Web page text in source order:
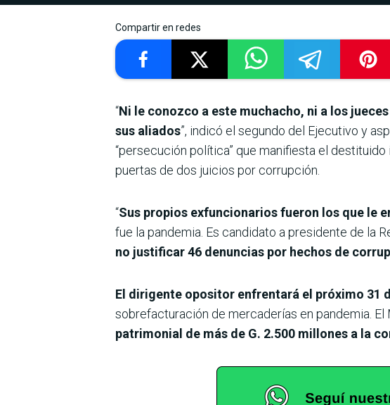
Compartir en redes
“Ni le conozco a este muchacho, ni a los
sus aliados”, indicó el segundo del Ejecutivo y
“persecución política” que manifiesta el
puertas de dos juicios por corrupción.
“Sus propios exfuncionarios fueron los que le
fue la pandemia. Es candidato a presidente de la
no justificar 46 denuncias por hechos de
El dirigente opositor enfrentará el próximo 31
sobrefacturación de mercaderías en pandemia.
patrimonial de más de G. 2.500 millones a la